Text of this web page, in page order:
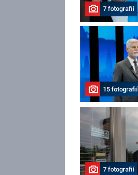
7 fotografií
15 fotografií
7 fotografií